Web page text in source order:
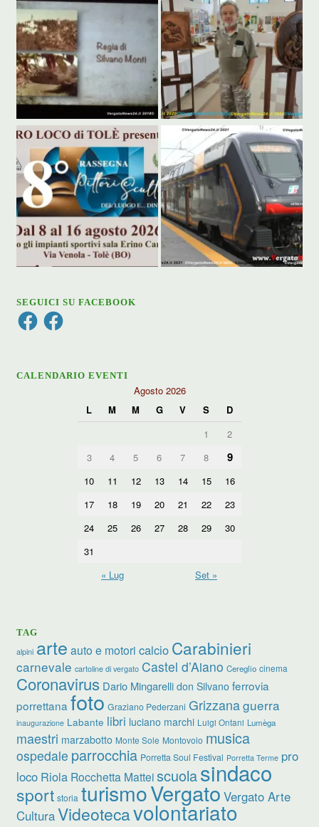
SEGUICI SU FACEBOOK
FacebookFacebook
CALENDARIO EVENTI
Agosto 2026
L
M M G V S
D
1
2
3
4 5 6 7 8 9
10 11 12 13 14 15
16
17
18 19 20 21 22
23
24
25 26 27 28 29
30
31
« Lug
Set »
TAG
alpini arte auto e motori calcio Carabinieri
carnevale cartoline di vergato Castel d’Aiano Cereglio cinema
Coronavirus Dario Mingarelli don Silvano ferrovia
porrettana foto Graziano Pederzani Grizzanaguerra
inaugurazione Labante libri luciano marchi Luigi Ontani Lumèga
maestri marzabotto Monte Sole Montovolo musica
ospedale parrocchia Porretta Soul Festival Porretta Terme pro
loco Riola Rocchetta Matteiscuolasindaco
sport storia turismoVergato Vergato Arte
CulturaVideotecavolontariato